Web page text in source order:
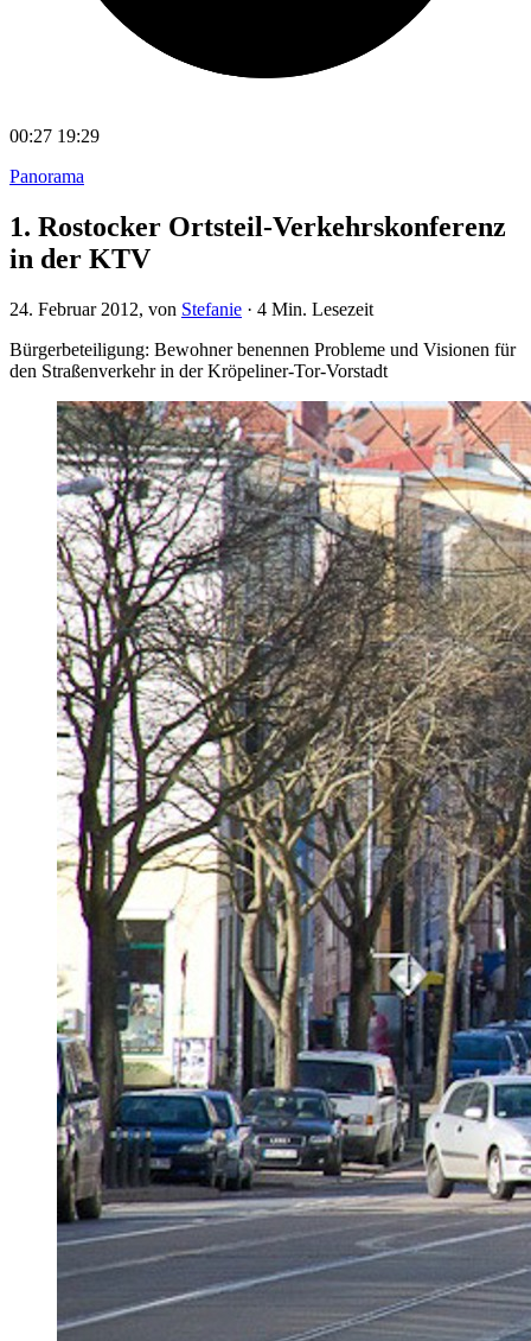
00:27 19:29
Panorama
1. Rostocker Ortsteil-Verkehrskonferenz
in der KTV
24. Februar 2012, von Stefanie · 4 Min. Lesezeit
Bürgerbeteiligung: Bewohner benennen Probleme und Visionen für
den Straßenverkehr in der Kröpeliner-Tor-Vorstadt